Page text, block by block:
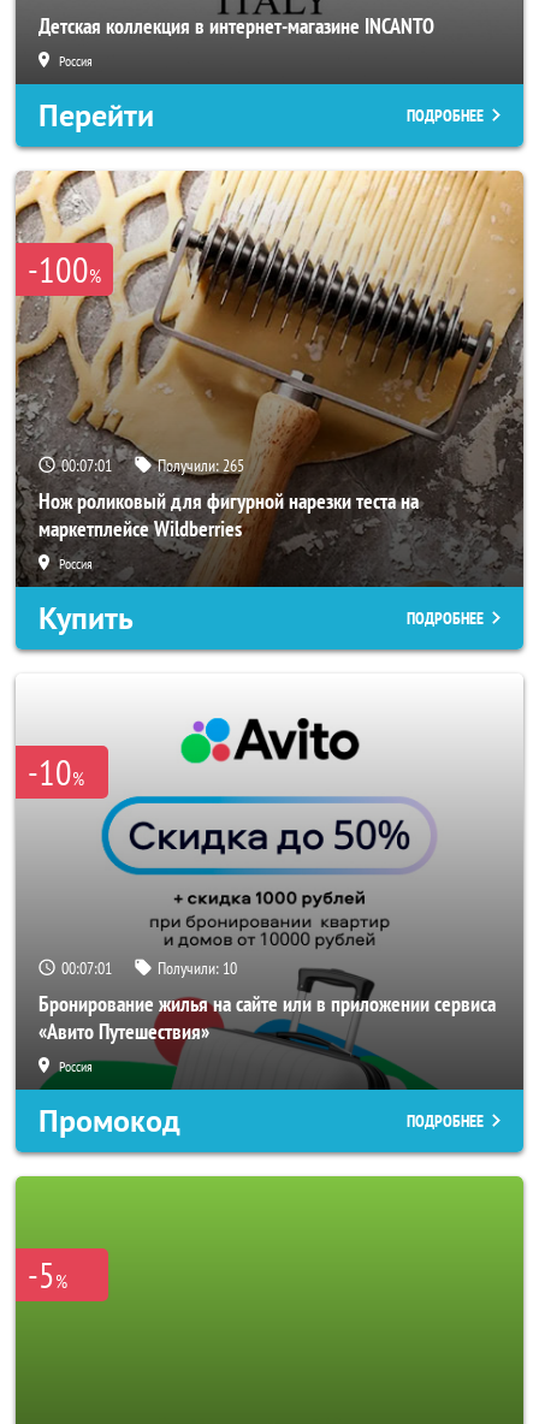
Детская коллекция в интернет-магазине INCANTO
Россия
Перейти ПОДРОБНЕЕ
-100%
00:06:58 Получили:265
Нож роликовый для фигурной нарезки теста на
маркетплейсе Wildberries
Россия
Купить ПОДРОБНЕЕ
-10%
00:06:58 Получили: 10
Бронирование жилья на сайте или в приложении сервиса
«Авито Путешествия»
Россия
Промокод ПОДРОБНЕЕ
-5%